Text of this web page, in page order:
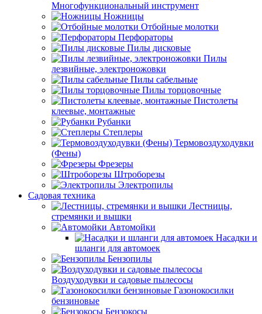
Многофункциональный инструмент
Ножницы
Отбойные молотки
Перфораторы
Пилы дисковые
Пилы
лезвийные, электроножовки
Пилы сабельные
Пилы торцовочные
Пистолеты
клеевые, монтажные
Рубанки
Степлеры
Термовоздуходувки
(Фены)
Фрезеры
Штроборезы
Электропилы
Садовая техника
Лестницы,
стремянки и вышки
Автомойки
Насадки и
шланги для автомоек
Бензопилы
Воздуходувки и садовые пылесосы
Газонокосилки
бензиновые
Бензокосы